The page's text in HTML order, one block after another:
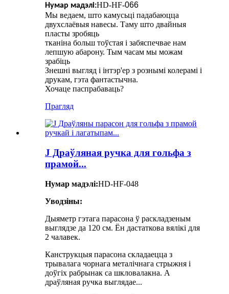
Нумар мадэлі:HD-HF-066
Мы ведаем, што камусьці падабаюцца
двухслаёвыя навесы. Таму што двайныя
пласты зробяць
тканіна больш тоўстая і забяспечвае нам
лепшую абарону. Тым часам мы можам
зрабіць
Знешні выгляд і інтэр'ер з рознымі колерамі і
друкам, гэта фантастычна.
Хочаце паспрабаваць?
Прагляд
J Драўляная ручка для гольфа з
прамой...
Нумар мадэлі:HD-HF-048
Уводзіны:
Дыяметр гэтага парасона ў раскладзеным
выглядзе да 120 см. Ён дастаткова вялікі для
2 чалавек.
Канструкцыя парасона складаецца з
трывалага чорнага металічнага стрыжня і
доўгіх рабрынак са шкловалакна. А
драўляная ручка выглядае...